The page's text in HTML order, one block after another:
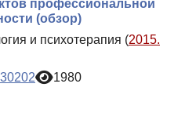
профессиональной
(обзор)
и психотерапия (2015.
1980